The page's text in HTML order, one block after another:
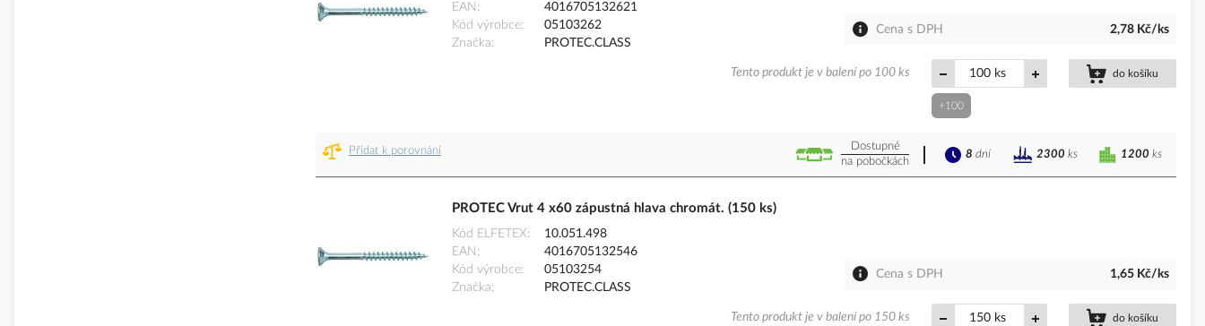
EAN
4016705132621
Kód výrobce
05103262
Značka
PROTEC.CLASS
Cena s DPH 2,78 Kč/ks
ks do košíku
+100
Tento produkt je v balení po 100 ks
Přidat k porovnání
Dostupné
na pobočkách
1200 ks
8 dní 2300 ks
PROTEC Vrut 4 x60 zápustná hlava chromát. (150 ks)
Kód ELFETEX
10.051.498
EAN
4016705132546
Kód výrobce
05103254
Značka
PROTEC.CLASS
Cena s DPH 1,65 Kč/ks
ks do košíku
Tento produkt je v balení po 150 ks